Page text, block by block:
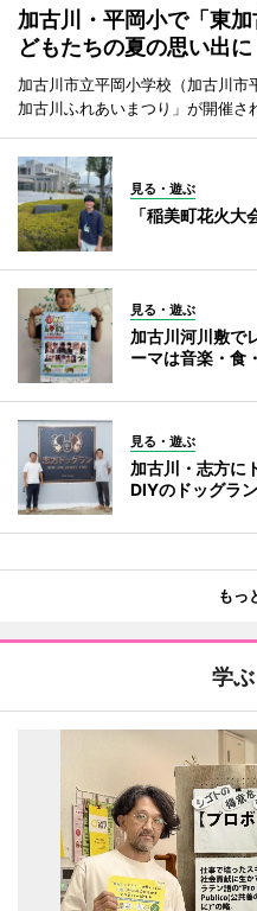
加古川・平岡小で「東
どもたちの夏の思い出に
加古川市立平岡小学校（加古川市
加古川ふれあいまつり」が開催さ
見る・遊ぶ
「稲美町花火
見る・遊ぶ
加古川河川敷で
ーマは音楽・食
見る・遊ぶ
加古川・志方に
DIYのドッグラ
もっ
学